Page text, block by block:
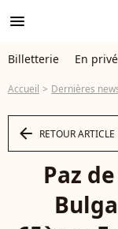
menu
Billetterie En
Accueil Dernières
arrow_left RETOUR ARTICLE
Paz